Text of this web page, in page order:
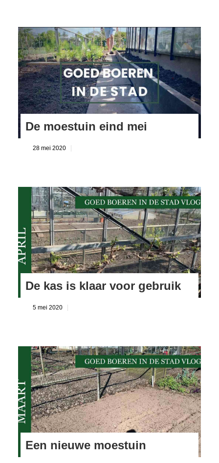
De moestuin eind mei
28 mei 2020
De kas is klaar voor gebruik
5 mei 2020
Een nieuwe moestuin